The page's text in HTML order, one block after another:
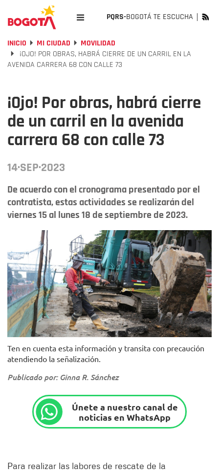
PQRS-BOGOTÁ TE ESCUCHA
INICIO MI CIUDAD
MOVILIDAD
¡OJO! POR OBRAS, HABRÁ CIERRE DE UN CARRIL EN LA
AVENIDA CARRERA 68 CON CALLE 73
¡Ojo! Por obras, habrá cierre
de un carril en la avenida
carrera 68 con calle 73
14·SEP·2023
De acuerdo con el cronograma presentado por el
contratista, estas actividades se realizarán del
viernes 15 al lunes 18 de septiembre de 2023.
Foto: IDU.
Ten en cuenta esta información y transita con precaución
atendiendo la señalización.
Publicado por: Ginna R. Sánchez
Únete a nuestro canal de
noticias en WhatsApp
Para realizar las labores de rescate de la